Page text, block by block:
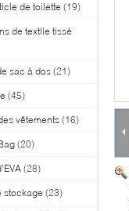
de toilette (19)
de textile tissé
sac à dos(21)
(45)
vêtements (16)
(20)
(28)
stockage (23)